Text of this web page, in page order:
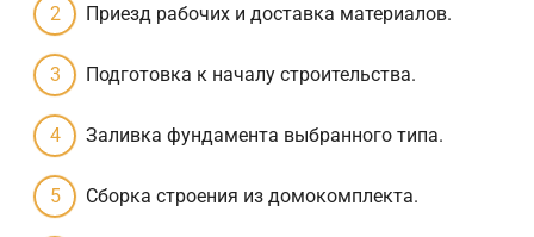
Приезд рабочих и доставка материалов.
Подготовка к началу строительства.
Заливка фундамента выбранного типа.
Сборка строения из домокомплекта.